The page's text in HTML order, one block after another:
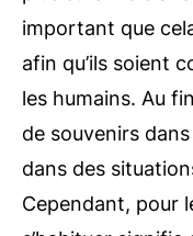
important que
afin qu’ils soient
les humains. Au
de souvenirs
dans des
Cependant, pour